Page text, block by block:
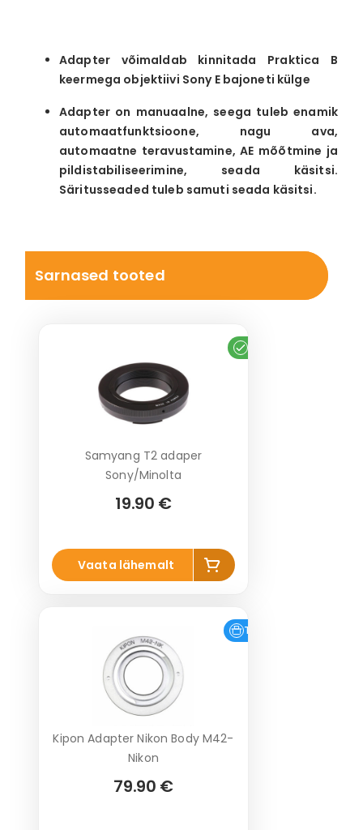
Adapter võimaldab kinnitada Praktica B
keermega objektiivi Sony E bajoneti külge
Adapter on manuaalne, seega tuleb enamik
automaatfunktsioone, nagu ava,
automaatne teravustamine, AE mõõtmine ja
pildistabiliseerimine, seada käsitsi.
Säritusseaded tuleb samuti seada käsitsi.
Sarnased tooted
Samyang T2 adaper
Sony/Minolta
19.90 €
Vaata lähemalt
Lisa
korvi
Tasuta tarne
Kipon Adapter Nikon Body M42-
Nikon
79.90 €